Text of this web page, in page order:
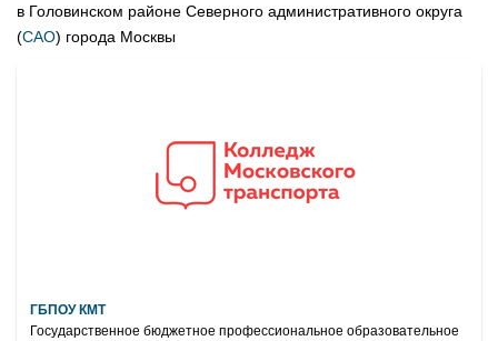
в Головинском районе Северного административного округа
(САО) города Москвы
ГБПОУ КМТ
Государственное бюджетное профессиональное образовательное